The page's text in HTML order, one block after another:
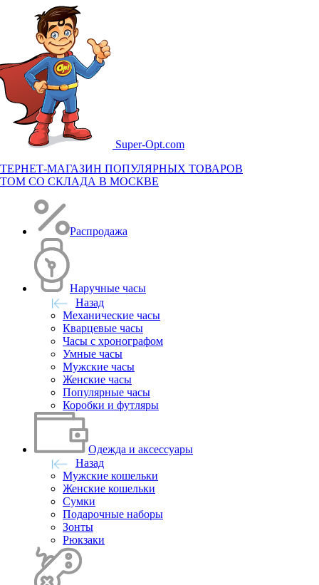
Super-Opt.com
МАГАЗИН ПОПУЛЯРНЫХ ТОВАРОВ
СО СКЛАДА В МОСКВЕ
Распродажа
Наручные часы
Назад
Механические часы
Кварцевые часы
Часы с хронографом
Умные часы
Мужские часы
Женские часы
Популярные часы
Коробки и футляры
Одежда и аксессуары
Назад
Мужские кошельки
Женские кошельки
Сумки
Подарочные наборы
Зонты
Рюкзаки